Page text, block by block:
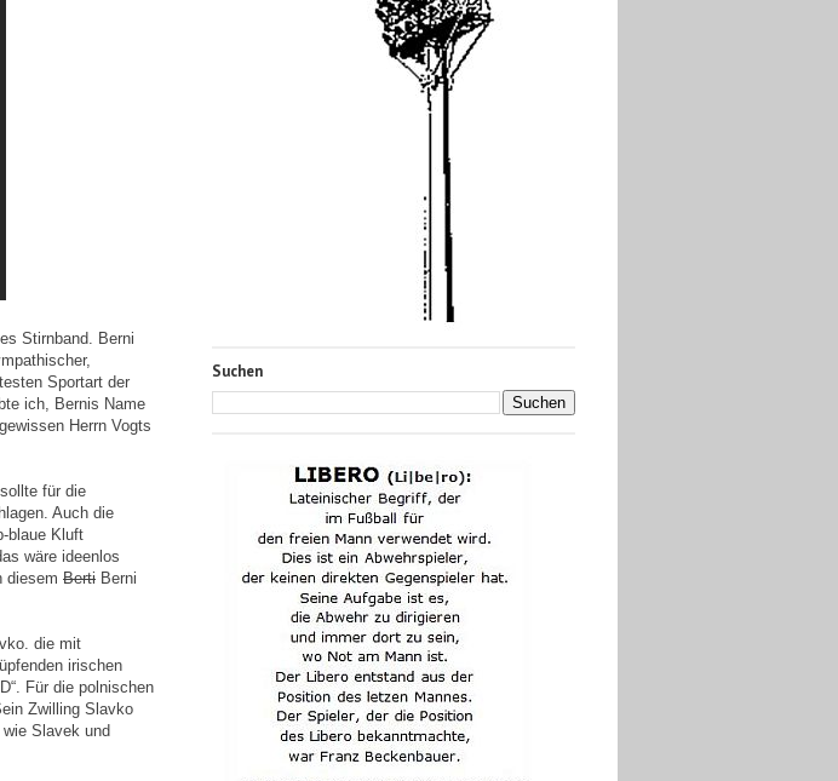
Stirnband. Berni
Sportart der
ich, Bernis Name
Herrn Vogts
für die
Auch die
blaue Kluft
wäre ideenlos
diesem Berti Berni
die mit
irischen
Für die polnischen
Zwilling Slavko
Slavek und
Suchen